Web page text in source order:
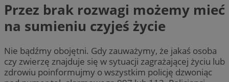
Przez brak rozwagi możemy mieć
na sumieniu czyjeś życie
Nie bądźmy obojętni. Gdy zauważymy, że jakaś osoba
czy zwierzę znajduje się w sytuacji zagrażającej życiu lub
zdrowiu poinformujmy o wszystkim policję dzwoniąc